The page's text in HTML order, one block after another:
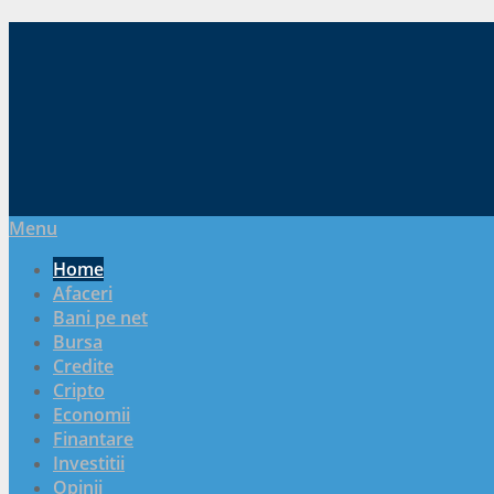
Menu
Home
Afaceri
Bani pe net
Bursa
Credite
Cripto
Economii
Finantare
Investitii
Opinii